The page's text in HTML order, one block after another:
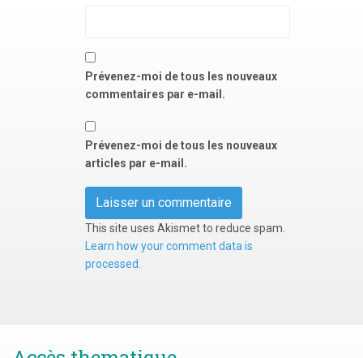
Prévenez-moi de tous les nouveaux
commentaires par e-mail.
Prévenez-moi de tous les nouveaux
articles par e-mail.
This site uses Akismet to reduce spam.
Learn how your comment data is
processed.